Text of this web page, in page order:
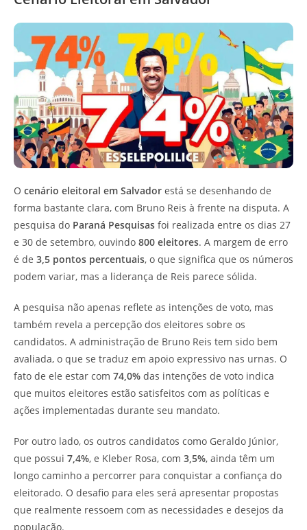
O cenário eleitoral em Salvador está se desenhando de
forma bastante clara, com Bruno Reis à frente na disputa. A
pesquisa do Paraná Pesquisas foi realizada entre os dias 27
e 30 de setembro, ouvindo 800 eleitores. A margem de erro
é de 3,5 pontos percentuais, o que significa que os números
podem variar, mas a liderança de Reis parece sólida.
A pesquisa não apenas reflete as intenções de voto, mas
também revela a percepção dos eleitores sobre os
candidatos. A administração de Bruno Reis tem sido bem
avaliada, o que se traduz em apoio expressivo nas urnas. O
fato de ele estar com 74,0% das intenções de voto indica
que muitos eleitores estão satisfeitos com as políticas e
ações implementadas durante seu mandato.
Por outro lado, os outros candidatos como Geraldo Júnior,
que possui 7,4%, e Kleber Rosa, com 3,5%, ainda têm um
longo caminho a percorrer para conquistar a confiança do
eleitorado. O desafio para eles será apresentar propostas
que realmente ressoem com as necessidades e desejos da
população.